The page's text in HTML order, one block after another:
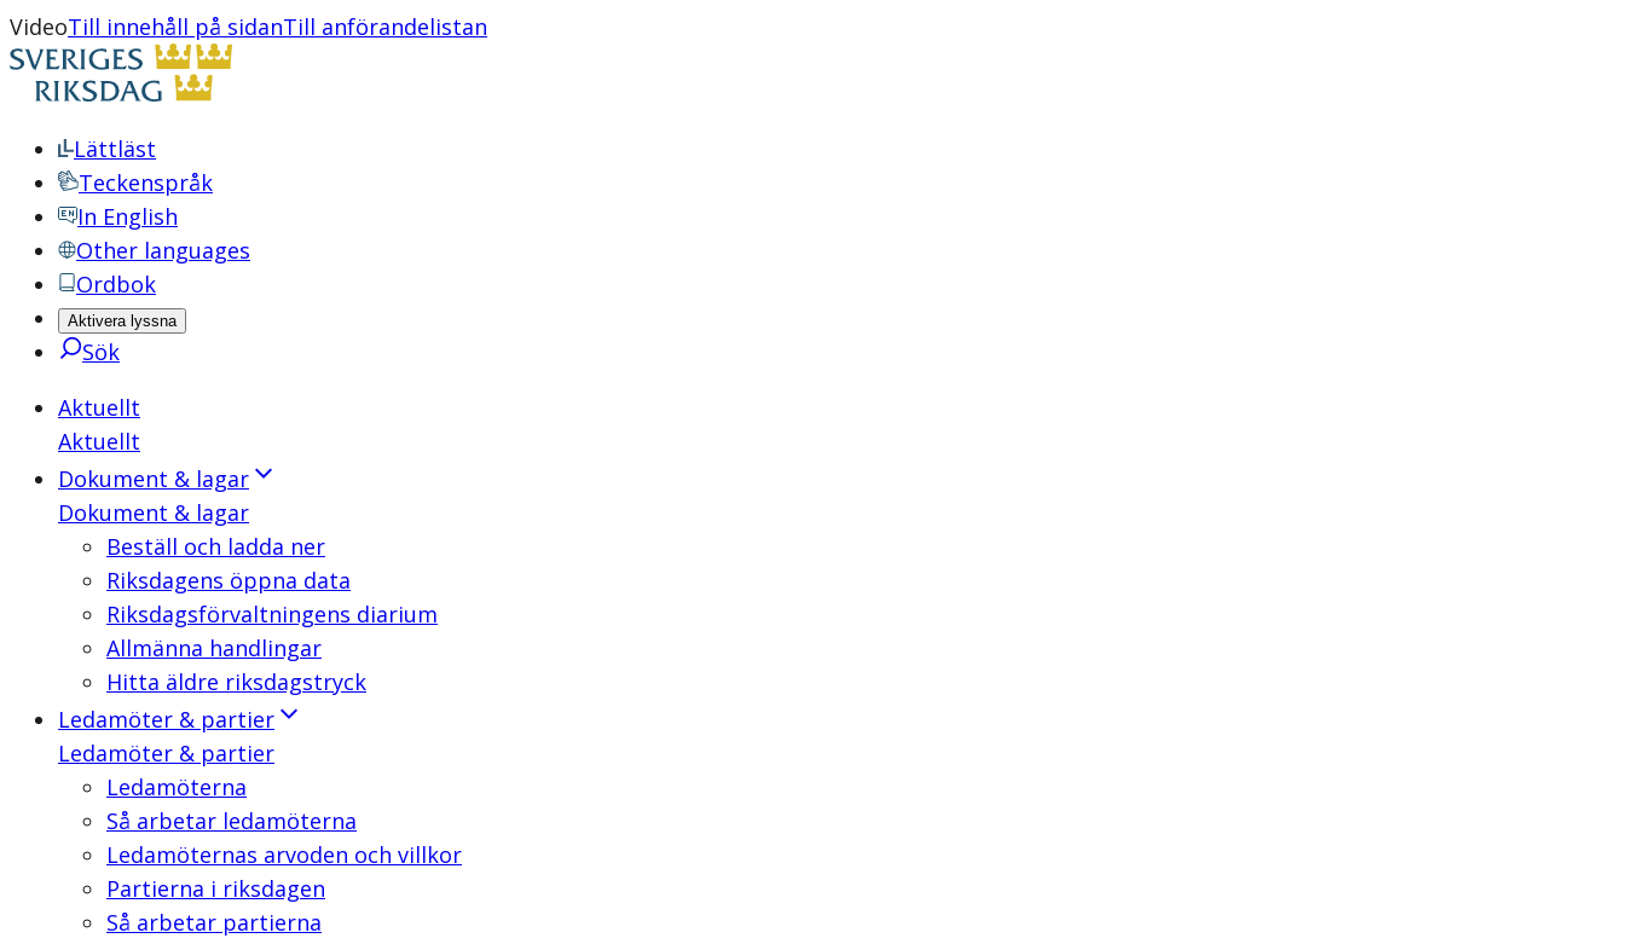
VideoTill innehåll på sidanTill anförandelistan
Lättläst
Teckenspråk
In English
Other languages
Ordbok
Aktivera lyssna
Sök
Aktuellt
Aktuellt
Dokument & lagar
Dokument & lagar
Beställ och ladda ner
Riksdagens öppna data
Riksdagsförvaltningens diarium
Allmänna handlingar
Hitta äldre riksdagstryck
Ledamöter & partier
Ledamöter & partier
Ledamöterna
Så arbetar ledamöterna
Ledamöternas arvoden och villkor
Partierna i riksdagen
Så arbetar partierna